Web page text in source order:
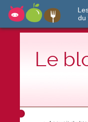
du
Le